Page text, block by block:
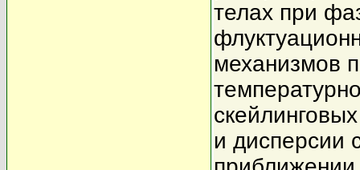
телах при
механизмов
и дисперсии